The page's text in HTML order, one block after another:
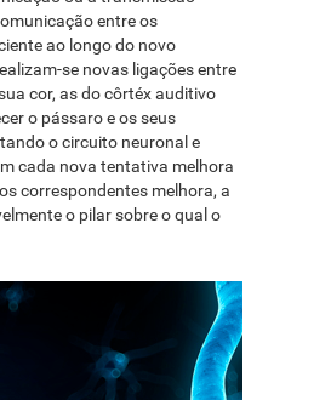
entre os
ao longo do novo
se novas ligações entre
cor, as do côrtéx auditivo
o pássaro e os seus
o circuito neuronal e
cada nova tentativa melhora
correspondentes melhora, a
o pilar sobre o qual o